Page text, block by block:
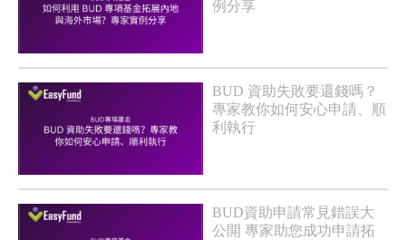
例分享
BUD 資助失敗要還錢嗎？
專家教你如何安心申請、順
利執行
BUD資助申請常見錯誤大
公開 專家助您成功申請拓